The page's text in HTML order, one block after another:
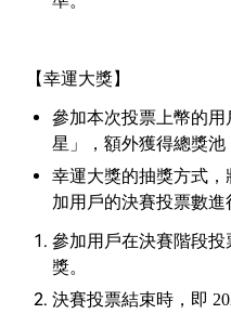
【幸運大獎】
參加本次投票上幣的
星」，額外獲得總獎池
幸運大獎的抽獎方式，
加用戶的決賽投票數進
參加用戶在決賽階段投
獎。
決賽投票結束時 ，即